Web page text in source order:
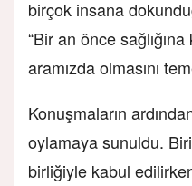
birçok insana
“Bir an önce
aramızda olmasını
Konuşmaların
oylamaya sunuldu.
birliğiyle kabul